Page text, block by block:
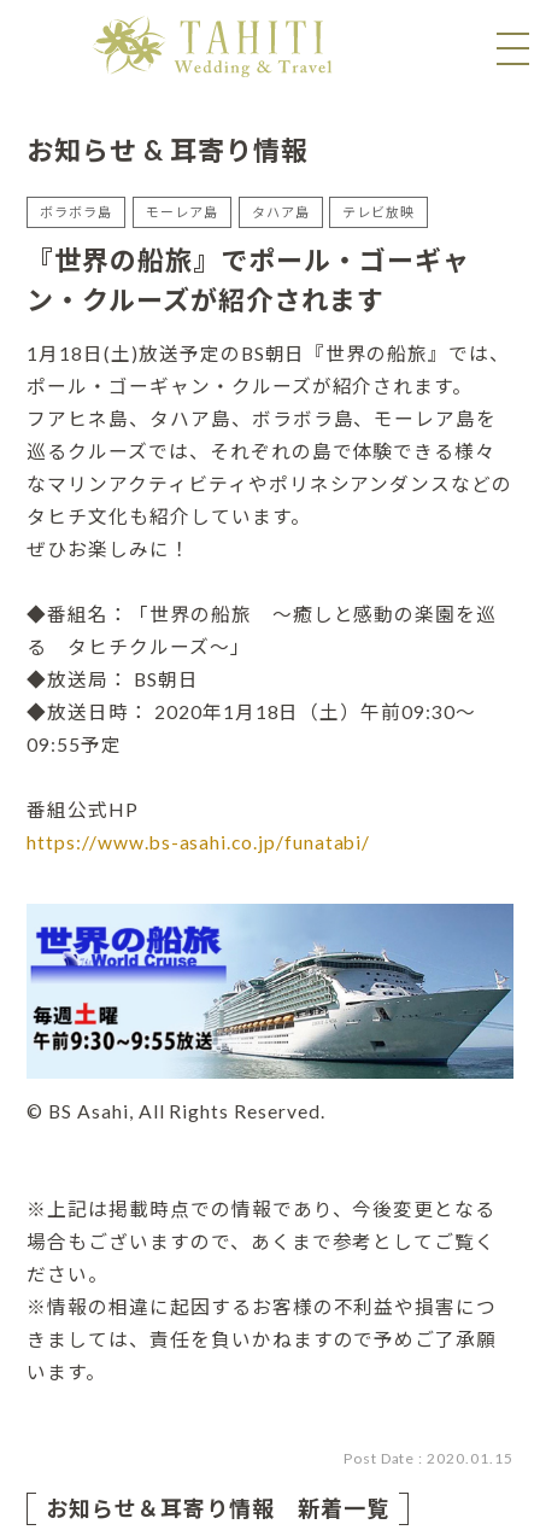
お知らせ & 耳寄り情報
ボラボラ島 モーレア島 タハア島 テレビ放映
『世界の船旅』でポール・ゴーギャ
ン・クルーズが紹介されます
1月18日(土)放送予定のBS朝日『世界の船旅』では、
ポール・ゴーギャン・クルーズが紹介されます。
フアヒネ島、タハア島、ボラボラ島、モーレア島を
巡るクルーズでは、それぞれの島で体験できる様々
なマリンアクティビティやポリネシアンダンスなどの
タヒチ文化も紹介しています。
ぜひお楽しみに！
◆番組名：「世界の船旅 ～癒しと感動の楽園を巡
る タヒチクルーズ～」
◆放送局： BS朝日
◆放送日時： 2020年1月18日（土）午前09:30～
09:55予定
番組公式HP
https://www.bs-asahi.co.jp/funatabi/
© BS Asahi, All Rights Reserved.
※上記は掲載時点での情報であり、今後変更となる
場合もございますので、あくまで参考としてご覧く
ださい。
※情報の相違に起因するお客様の不利益や損害につ
きましては、責任を負いかねますので予めご了承願
います。
Post Date : 2020.01.15
お知らせ＆耳寄り情報 新着一覧